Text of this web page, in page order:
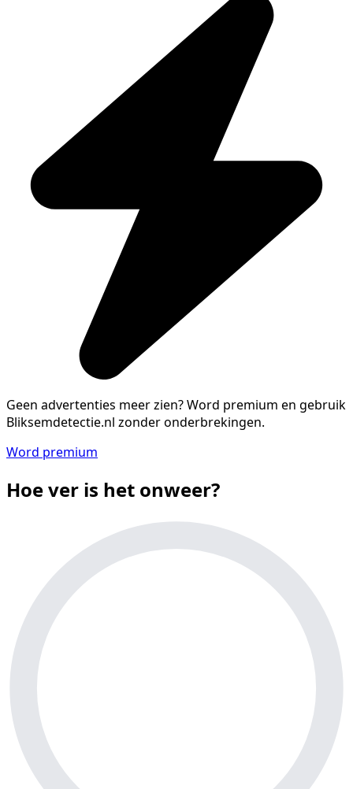
Geen advertenties meer zien?Word premium en gebruik
Bliksemdetectie.nl zonder onderbrekingen.
Word premium
Hoe ver is het onweer?